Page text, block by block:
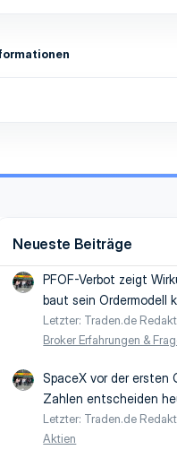
Neueste Beiträge
PFOF-Verbot zeigt
baut sein Ordermodell
Letzter: Traden.de
Broker Erfahrungen &
SpaceX vor der ersten
Zahlen entscheiden
Letzter: Traden.de
Aktien